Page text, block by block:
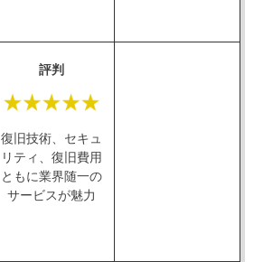
評判
復旧技術、セキュ
リティ、復旧費用
ともに業界随一の
サービスが魅力